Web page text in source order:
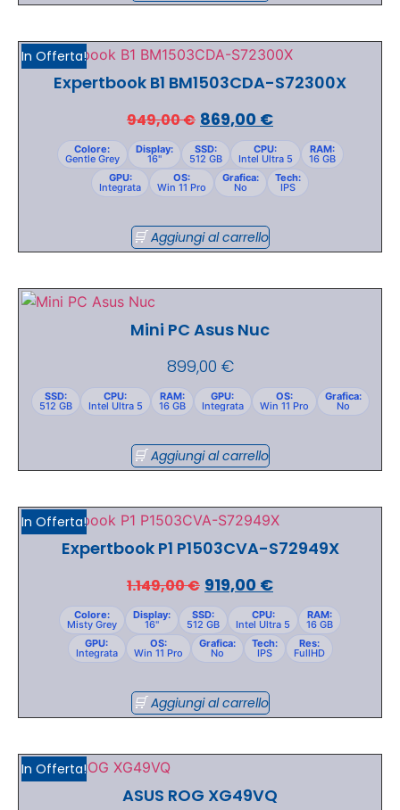
In Offerta!
Expertbook B1 BM1503CDA-S72300X
949,00€ 869,00 €
Colore:
Gentle Grey
Display:
16"
SSD:
512 GB
CPU:
Intel Ultra 5
RAM:
16 GB
GPU:
Integrata
OS:
Win 11 Pro
Grafica:
No
Tech:
IPS
Aggiungi al carrello
Mini PC Asus Nuc
899,00 €
SSD:
512 GB
CPU:
Intel Ultra 5
RAM:
16 GB
GPU:
Integrata
OS:
Win 11 Pro
Grafica:
No
Aggiungi al carrello
In Offerta!
Expertbook P1 P1503CVA-S72949X
1.149,00€ 919,00 €
Colore:
Misty Grey
Display:
16"
SSD:
512 GB
CPU:
Intel Ultra 5
RAM:
16 GB
GPU:
Integrata
OS:
Win 11 Pro
Grafica:
No
Tech:
IPS
Res:
FullHD
Aggiungi al carrello
In Offerta!
ASUS ROG XG49VQ